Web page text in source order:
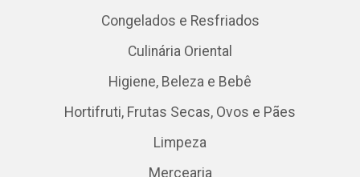
Congelados e Resfriados
Culinária Oriental
Higiene, Beleza e Bebê
Hortifruti, Frutas Secas, Ovos e Pães
Limpeza
Mercearia